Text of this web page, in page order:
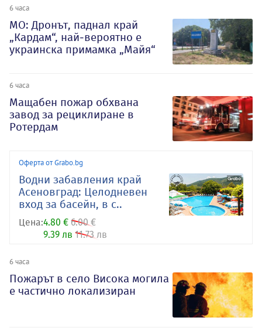
6 часа
МО: Дронът, паднал край
„Кардам“, най-вероятно е
украинска примамка „Майя“
6 часа
Мащабен пожар обхвана
завод за рециклиране в
Ротердам
Оферта от Grabo.bg
Водни забавления край
Асеновград: Целодневен
вход за басейн, в с..
Цена:4.80 € 6.00 €
9.39 лв 11.73 лв
6 часа
Пожарът в село Висока могила
е частично локализиран